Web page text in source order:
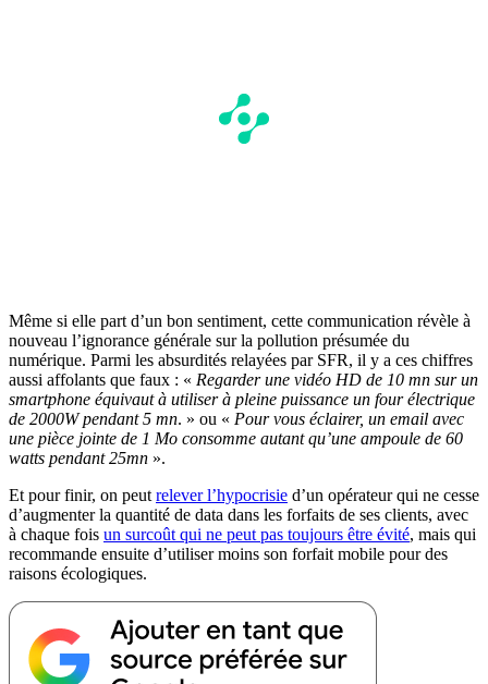
Même si elle part d’un bon sentiment, cette communication révèle à
nouveau l’ignorance générale sur la pollution présumée du
numérique. Parmi les absurdités relayées par SFR, il y a ces chiffres
aussi affolants que faux : « Regarder une vidéo HD de 10 mn sur un
smartphone équivaut à utiliser à pleine puissance un four électrique
de 2000W pendant 5 mn. » ou « Pour vous éclairer, un email avec
une pièce jointe de 1 Mo consomme autant qu’une ampoule de 60
watts pendant 25mn ».
Et pour finir, on peutrelever l’hypocrisie d’un opérateur qui ne cesse
d’augmenter la quantité de data dans les forfaits de ses clients, avec
à chaque fois un surcoût qui ne peut pas toujours être évité, mais qui
recommande ensuite d’utiliser moins son forfait mobile pour des
raisons écologiques.